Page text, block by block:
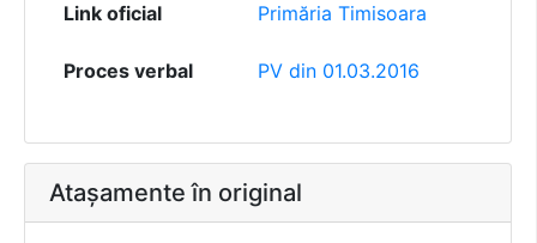
Link oficial Primăria Timisoara
Proces verbal PV din 01.03.2016
Atașamente în original